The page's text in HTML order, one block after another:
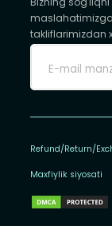
takliflarimizdan
Refund/Return/
Maxfiylik siyosati